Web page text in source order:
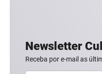
Newsletter
Receba por e-mail as